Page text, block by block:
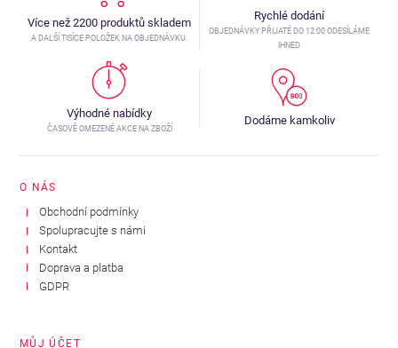
Více než 2200 produktů skladem
A DALŠÍ TISÍCE POLOŽEK NA OBJEDNÁVKU.
Rychlé dodání
OBJEDNÁVKY PŘIJATÉ DO 12:00 ODESÍLÁME
IHNED
Výhodné nabídky
ČASOVĚ OMEZENÉ AKCE NA ZBOŽÍ
Dodáme kamkoliv
O NÁS
Obchodní podmínky
Spolupracujte s námi
Kontakt
Doprava a platba
GDPR
MŮJ ÚČET